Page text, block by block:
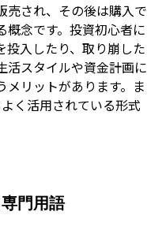
売され、その後は購入で
概念です。投資初心者に
投入したり、取り崩した
活スタイルや資金計画に
メリットがあります。ま
く活用されている形式
門用語